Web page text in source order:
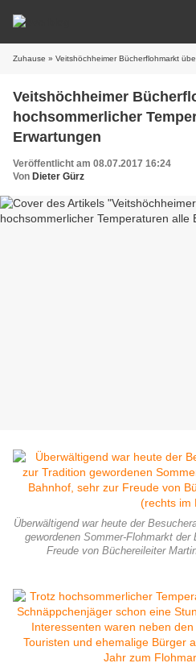
Zuhause » Veitshöchheimer Bücherflohmarkt übertraf trotz
Veitshöchheimer
hochsommerlicher
Erwartungen
Veröffentlicht am 08.07.2017 16:24
Von Dieter Gürz
Überwältigend war heute der
gewordenen Sommer-Flohmarkt
Freude von Büchereileiter